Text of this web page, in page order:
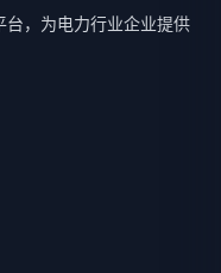
，为电力行业企业提供